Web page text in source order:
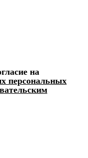
на
персональных